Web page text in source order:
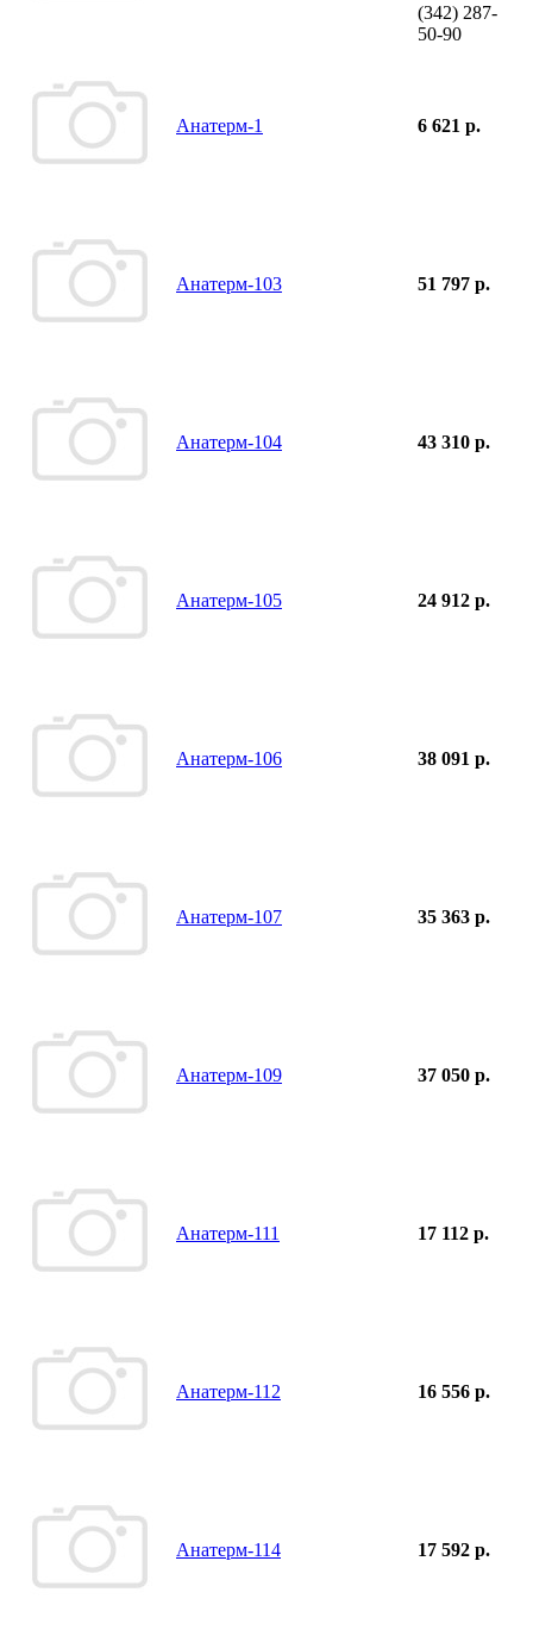
(342) 287-
50-90
Анатерм-1 6 621 р.
Анатерм-103 51 797 р.
Анатерм-104 43 310 р.
Анатерм-105 24 912 р.
Анатерм-106 38 091 р.
Анатерм-107 35 363 р.
Анатерм-109 37 050 р.
Анатерм-111 17 112 р.
Анатерм-112 16 556 р.
Анатерм-114 17 592 р.